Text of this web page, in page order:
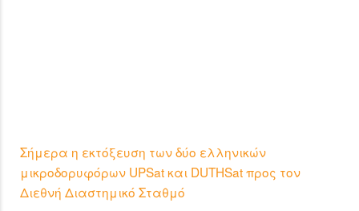
Σήμερα η εκτόξευση των δύο ελληνικών
μικροδορυφόρων UPSat και DUTHSat προς τον
Διεθνή Διαστημικό Σταθμό